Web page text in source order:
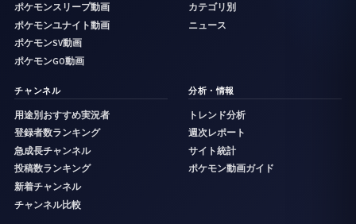
ポケモンスリープ動画
ポケモンユナイト動画
ポケモンSV動画
ポケモンGO動画
カテゴリ別
ニュース
チャンネル
用途別おすすめ実況者
登録者数ランキング
急成長チャンネル
投稿数ランキング
新着チャンネル
チャンネル比較
分析・情報
トレンド分析
週次レポート
サイト統計
ポケモン動画ガイド